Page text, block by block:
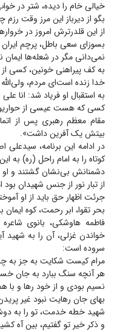
خیالی خام را دیده، شتر در
بگو از دیرباز این مرز وقت
از این قلدرترش امروز در
بسوز‌ای سعی باطل، پرچم
نمی‌دانی مگر در شعله‌ها
به کف پیراهنی خونین، کسی از
خدا زنده است‌ای مردم،
به استقبال او فریاد شد: انا
کسی که هست عیسی از
مقام معظم رهبری پس از
بیتش یک آفرین داشت».
در ادامه این برنامه،
کوتاه را به امام راحل (ره) به
دشمنانش بی‌نشان گشتند و او
از تبار نور از جنس شهیدان بود
جرئت اظهار حق باید از او
بحر تقوا، ابر رحمت، کوه ایمان
فاطمه هاوشکی، بانوی
خواندن غزلی، آن را به شهید
سروده است:
مرام کیست شکایت به جز به
هر آنچه سنگ ببارد به جان
نسیم بودی و از خود رها و با
بهای جان رهایت نبود غیر
شهید خطه خدمت، تو را به
و ذکر خیر تو گفتیم، بین آه